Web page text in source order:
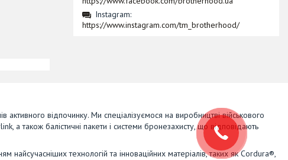
Instagram
https://www.instagram.com/tm_brotherhood/
відпочинку. Ми спеціалізуємося на виробництві військового
а також балістичні пакети і системи бронезахисту, що відповідають
технологій та інноваційних матеріалів, таких як Cordura®,